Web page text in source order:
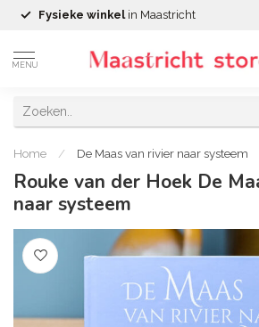
Fysieke winkel in Maastricht
MENU
Home / De Maas van rivier naar systeem
Rouke van der Hoek De
naar systeem